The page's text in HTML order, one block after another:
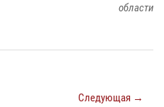
области
Следующая →